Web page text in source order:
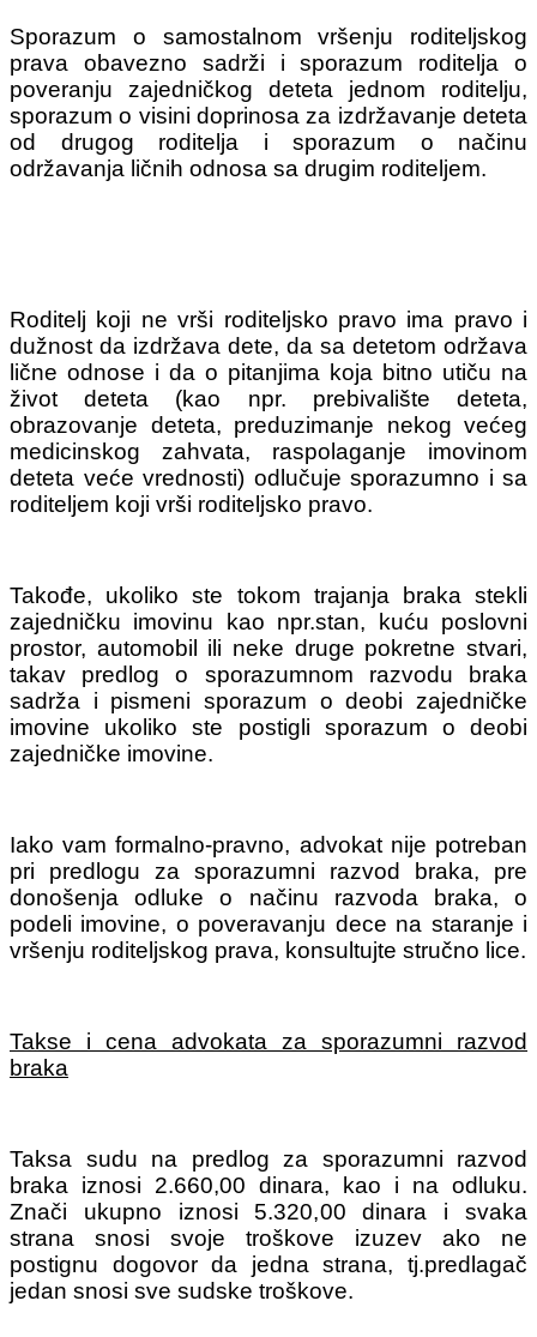
Sporazum o samostalnom vršenju roditeljskog
prava obavezno sadrži i sporazum roditelja o
poveranju zajedničkog deteta jednom roditelju,
sporazum o visini doprinosa za izdržavanje deteta
od drugog roditelja i sporazum o načinu
održavanja ličnih odnosa sa drugim roditeljem.
Roditelj koji ne vrši roditeljsko pravo ima pravo i
dužnost da izdržava dete, da sa detetom održava
lične odnose i da o pitanjima koja bitno utiču na
život deteta (kao npr. prebivalište deteta,
obrazovanje deteta, preduzimanje nekog većeg
medicinskog zahvata, raspolaganje imovinom
deteta veće vrednosti) odlučuje sporazumno i sa
roditeljem koji vrši roditeljsko pravo.
Takođe, ukoliko ste tokom trajanja braka stekli
zajedničku imovinu kao npr.stan, kuću poslovni
prostor, automobil ili neke druge pokretne stvari,
takav predlog o sporazumnom razvodu braka
sadrža i pismeni sporazum o deobi zajedničke
imovine ukoliko ste postigli sporazum o deobi
zajedničke imovine.
Iako vam formalno-pravno, advokat nije potreban
pri predlogu za sporazumni razvod braka, pre
donošenja odluke o načinu razvoda braka, o
podeli imovine, o poveravanju dece na staranje i
vršenju roditeljskog prava, konsultujte stručno lice.
Takse i cena advokata za sporazumni razvod
braka
Taksa sudu na predlog za sporazumni razvod
braka iznosi 2.660,00 dinara, kao i na odluku.
Znači ukupno iznosi 5.320,00 dinara i svaka
strana snosi svoje troškove izuzev ako ne
postignu dogovor da jedna strana, tj.predlagač
jedan snosi sve sudske troškove.